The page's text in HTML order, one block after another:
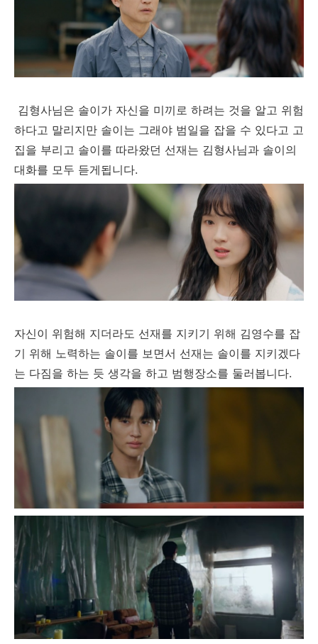
김형사님은 솔이가 자신을 미끼로 하려는 것을 알고 위험
하다고 말리지만 솔이는 그래야 범일을 잡을 수 있다고 고
집을 부리고 솔이를 따라왔던 선재는 김형사님과 솔이의
대화를 모두 듣게됩니다.
자신이 위험해 지더라도 선재를 지키기 위해 김영수를 잡
기 위해 노력하는 솔이를 보면서 선재는 솔이를 지키겠다
는 다짐을 하는 듯 생각을 하고 범행장소를 둘러봅니다.